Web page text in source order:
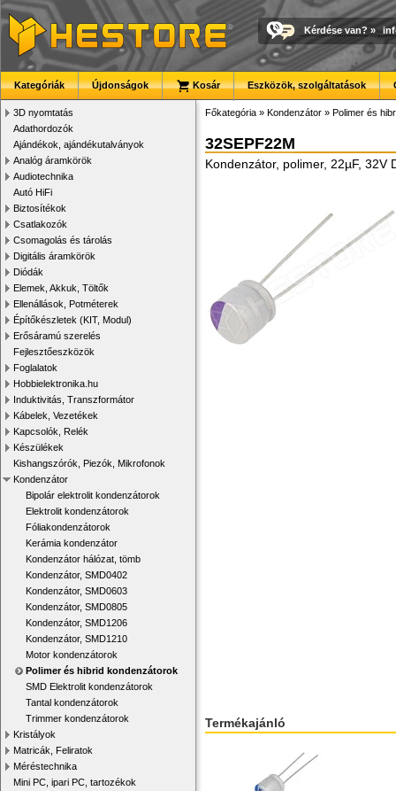
Kérdése van? »
Kategóriák Újdonságok Kosár Eszközök, szolgáltatások
3D nyomtatás
Adathordozók
Ajándékok, ajándékutalványok
Analóg áramkörök
Audiotechnika
Autó HiFi
Biztosítékok
Csatlakozók
Csomagolás és tárolás
Digitális áramkörök
Diódák
Elemek, Akkuk, Töltők
Ellenállások, Potméterek
Építőkészletek (KIT, Modul)
Erősáramú szerelés
Fejlesztőeszközök
Foglalatok
Hobbielektronika.hu
Induktivitás, Transzformátor
Kábelek, Vezetékek
Kapcsolók, Relék
Készülékek
Kishangszórók, Piezók, Mikrofonok
Kondenzátor
Bipolár elektrolit kondenzátorok
Elektrolit kondenzátorok
Fóliakondenzátorok
Kerámia kondenzátor
Kondenzátor hálózat, tömb
Kondenzátor, SMD0402
Kondenzátor, SMD0603
Kondenzátor, SMD0805
Kondenzátor, SMD1206
Kondenzátor, SMD1210
Motor kondenzátorok
Polimer és hibrid kondenzátorok
SMD Elektrolit kondenzátorok
Tantal kondenzátorok
Trimmer kondenzátorok
Kristályok
Matricák, Feliratok
Méréstechnika
Mini PC, ipari PC, tartozékok
Főkategória » Kondenzátor » Polimer és
32SEPF22M
Kondenzátor, polimer, 22µF,
Termékajánló